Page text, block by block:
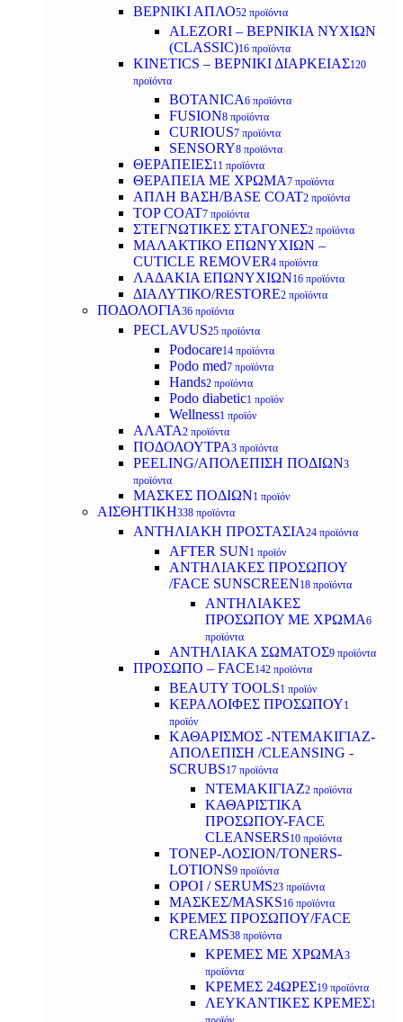
ΒΕΡΝΙΚΙ ΑΠΛΟ52 προϊόντα
ALEZORI – ΒΕΡΝΙΚΙΑ ΝΥΧΙΩΝ
(CLASSIC)16 προϊόντα
KINETICS – ΒΕΡΝΙΚΙ ΔΙΑΡΚΕΙΑΣ120
προϊόντα
BOTANICA6 προϊόντα
FUSION8 προϊόντα
CURIOUS7 προϊόντα
SENSORY8 προϊόντα
ΘΕΡΑΠΕΙΕΣ11 προϊόντα
ΘΕΡΑΠΕΙΑ ΜΕ ΧΡΩΜΑ7 προϊόντα
ΑΠΛΗ ΒΑΣΗ/BASE COAT2 προϊόντα
TOP COAT7 προϊόντα
ΣΤΕΓΝΩΤΙΚΕΣ ΣΤΑΓΟΝΕΣ2 προϊόντα
ΜΑΛΑΚΤΙΚΟ ΕΠΩΝΥΧΙΩΝ –
CUTICLE REMOVER4 προϊόντα
ΛΑΔΑΚΙΑ ΕΠΩΝΥΧΙΩΝ16 προϊόντα
ΔΙΑΛΥΤΙΚΟ/RESTORE2 προϊόντα
ΠΟΔΟΛΟΓΙΑ36 προϊόντα
PECLAVUS25 προϊόντα
Podocare14 προϊόντα
Podo med7 προϊόντα
Hands2 προϊόντα
Podo diabetic1 προϊόν
Wellness1 προϊόν
ΑΛΑΤΑ2 προϊόντα
ΠΟΔΟΛΟΥΤΡΑ3 προϊόντα
PEELING/ΑΠΟΛΕΠΙΣΗ ΠΟΔΙΩΝ3
προϊόντα
ΜΑΣΚΕΣ ΠΟΔΙΩΝ1 προϊόν
ΑΙΣΘΗΤΙΚΗ338 προϊόντα
ΑΝΤΗΛΙΑΚΗ ΠΡΟΣΤΑΣΙΑ24 προϊόντα
AFTER SUN1 προϊόν
ΑΝΤΗΛΙΑΚΕΣ ΠΡΟΣΩΠΟΥ
/FACE SUNSCREEN18 προϊόντα
ΑΝΤΗΛΙΑΚΕΣ
ΠΡΟΣΩΠΟΥ ΜΕ ΧΡΩΜΑ6
προϊόντα
ΑΝΤΗΛΙΑΚΑ ΣΩΜΑΤΟΣ9 προϊόντα
ΠΡΟΣΩΠΟ – FACE142 προϊόντα
BEAUTY TOOLS1 προϊόν
ΚΕΡΑΛΟΙΦΕΣ ΠΡΟΣΩΠΟΥ1
προϊόν
ΚΑΘΑΡΙΣΜΟΣ -ΝΤΕΜΑΚΙΓΙΑΖ-
ΑΠΟΛΕΠΙΣΗ /CLEANSING -
SCRUBS17 προϊόντα
ΝΤΕΜΑΚΙΓΙΑΖ2 προϊόντα
ΚΑΘΑΡΙΣΤΙΚΑ
ΠΡΟΣΩΠΟΥ-FACE
CLEANSERS10 προϊόντα
ΤΟΝΕΡ-ΛΟΣΙΟΝ/TONERS-
LOTIONS9 προϊόντα
ΟΡΟΙ / SERUMS23 προϊόντα
ΜΑΣΚΕΣ/MASKS16 προϊόντα
ΚΡΕΜΕΣ ΠΡΟΣΩΠΟΥ/FACE
CREAMS38 προϊόντα
ΚΡΕΜΕΣ ΜΕ ΧΡΩΜΑ3
προϊόντα
ΚΡΕΜΕΣ 24ΩΡΕΣ19 προϊόντα
ΛΕΥΚΑΝΤΙΚΕΣ ΚΡΕΜΕΣ1